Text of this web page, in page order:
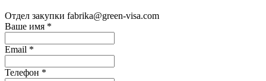
Отдел закупки fabrika@green-visa.com
Ваше имя *
Email *
Телефон *